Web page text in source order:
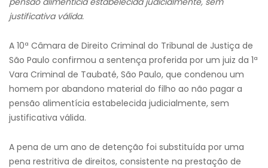
justificativa válida.
A 10ª Câmara de Direito Criminal do Tribunal de Justiça de
São Paulo confirmou a sentença proferida por um juiz da 1ª
Vara Criminal de Taubaté, São Paulo, que condenou um
homem por abandono material do filho ao não pagar a
pensão alimentícia estabelecida judicialmente, sem
justificativa válida.
A pena de um ano de detenção foi substituída por uma
pena restritiva de direitos, consistente na prestação de